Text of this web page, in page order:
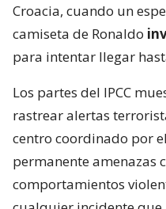
Croacia, cuando un
camiseta de Ronaldo
para intentar llegar
Los partes del IPCC
rastrear alertas
centro coordinado por
permanente amenazas
comportamientos